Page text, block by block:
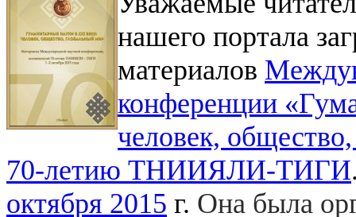
нашего портала
материалов
конференции
человек,
70-летию ТНИИЯЛИ-ТИГИ
октября 2015 г. Она была